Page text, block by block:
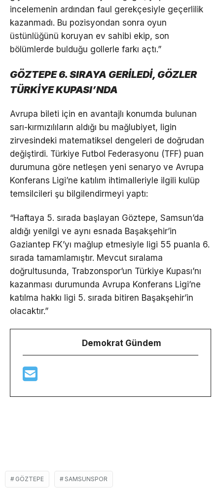
incelemenin ardından faul gerekçesiyle geçerlilik
kazanmadı. Bu pozisyondan sonra oyun
üstünlüğünü koruyan ev sahibi ekip, son
bölümlerde bulduğu gollerle farkı açtı.”
GÖZTEPE 6. SIRAYA GERİLEDİ, GÖZLER
TÜRKİYE KUPASI’NDA
Avrupa bileti için en avantajlı konumda bulunan
sarı-kırmızılıların aldığı bu mağlubiyet, ligin
zirvesindeki matematiksel dengeleri de doğrudan
değiştirdi. Türkiye Futbol Federasyonu (TFF) puan
durumuna göre netleşen yeni senaryo ve Avrupa
Konferans Ligi’ne katılım ihtimalleriyle ilgili kulüp
temsilcileri şu bilgilendirmeyi yaptı:
“Haftaya 5. sırada başlayan Göztepe, Samsun’da
aldığı yenilgi ve aynı esnada Başakşehir’in
Gaziantep FK’yı mağlup etmesiyle ligi 55 puanla 6.
sırada tamamlamıştır. Mevcut sıralama
doğrultusunda, Trabzonspor’un Türkiye Kupası’nı
kazanması durumunda Avrupa Konferans Ligi’ne
katılma hakkı ligi 5. sırada bitiren Başakşehir’in
olacaktır.”
Demokrat Gündem
GÖZTEPE SAMSUNSPOR